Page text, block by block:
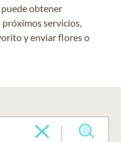
obtener
servicios,
y enviar flores o